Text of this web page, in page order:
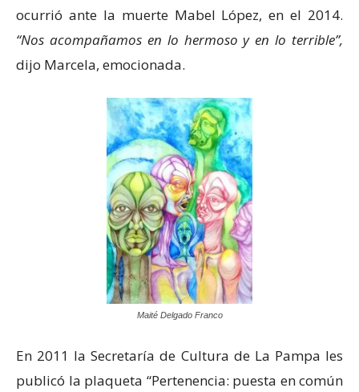
ocurrió ante la muerte Mabel López, en el 2014.
“Nos acompañamos en lo hermoso y en lo terrible”,
dijo Marcela, emocionada.
Maité Delgado Franco
En 2011 la Secretaría de Cultura de La Pampa les
publicó la plaqueta “Pertenencia: puesta en común